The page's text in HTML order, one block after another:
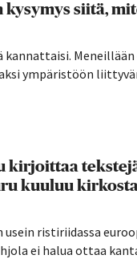
kysymys siitä,
Meneillään
ympäristöön
kirjoittaa
kuuluu
ristiriidassa
ei halua ottaa